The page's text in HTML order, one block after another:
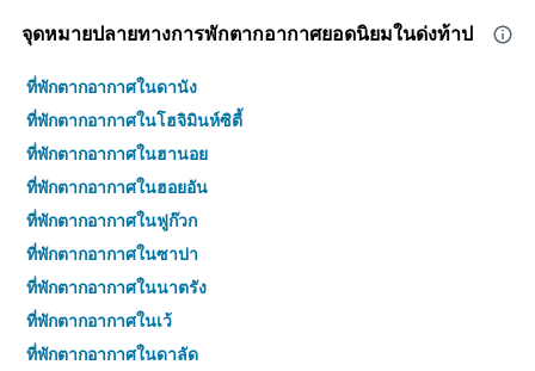
จุดหมายปลายทางการพักตากอากาศยอดนิยมในด่งท้าป
ที่พักตากอากาศในดานัง
ที่พักตากอากาศในโฮจิมินห์ซิตี้
ที่พักตากอากาศในฮานอย
ที่พักตากอากาศในฮอยอัน
ที่พักตากอากาศในฟูก๊วก
ที่พักตากอากาศในซาปา
ที่พักตากอากาศในนาตรัง
ที่พักตากอากาศในเว้
ที่พักตากอากาศในดาลัด